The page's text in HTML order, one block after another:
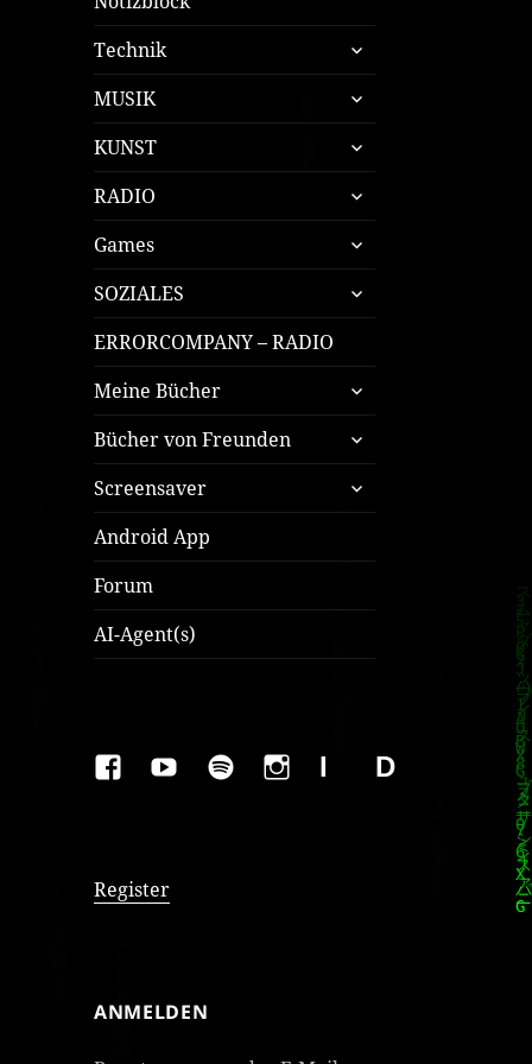
Technik
untermenü
öffnen
MUSIK
untermenü
öffnen
KUNST
untermenü
öffnen
RADIO
untermenü
öffnen
Games
untermenü
öffnen
SOZIALES
untermenü
öffnen
ERRORCOMPANY – RADIO
Meine Bücher
untermenü
öffnen
Bücher von Freunden
untermenü
öffnen
Screensaver
untermenü
öffnen
Android App
Forum
AI-Agent(s)
FAKEBOOK
YOUTUBESPOTIFYINSTAGRAM
IMPRESSUM
Register
ANMELDEN